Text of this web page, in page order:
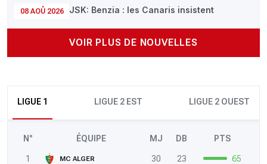
08 AOÛ 2026 JSK: Benzia : les Canaris insistent
VOIR PLUS DE NOUVELLES
LIGUE 1 LIGUE 2 EST LIGUE 2 OUEST
N° ÉQUIPE MJ DB PTS
1 MC ALGER 30 23
65